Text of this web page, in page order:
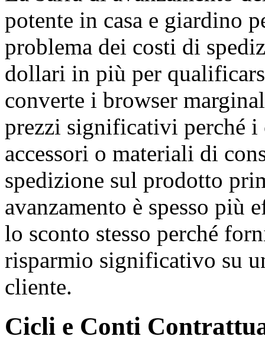
potente in casa e giardino
problema dei costi di
dollari in più per
converte i browser
prezzi significativi perché
accessori o materiali di
spedizione sul prodotto
avanzamento è spesso più
lo sconto stesso perché
risparmio significativo su
cliente.
Cicli e Conti